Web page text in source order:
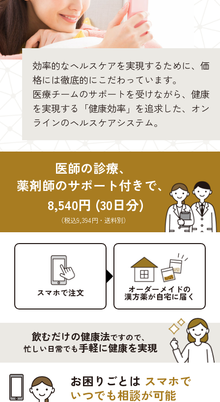
効率的なヘルスケアを実現するために、価
格には徹底的にこだわっています。
医療チームのサポートを受けながら、健康
を実現する「健康効率」を追求した、オン
ラインのヘルスケアシステム。
医師の診療、
薬剤師のサポート付きで、
8,540円 (30日分)
（税込9,394円・送料別）
スマホで注文 オーダーメイドの
漢方薬が自宅に届く
飲むだけの健康法ですので、
忙しい日常でも手軽に健康を実現
お困りごとは スマホで
いつでも相談が可能